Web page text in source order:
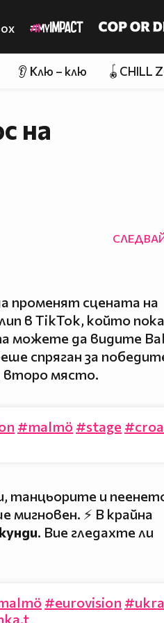
👂 Клю – клю 🪀CHILL
на
променят сцената на
в TikTok, който
можете да видите
спряган за
второ място.
#malmö #stage
танцьорите и
мигновен. ⚡ В крайна
. Вие гледахте ли
#eurovision